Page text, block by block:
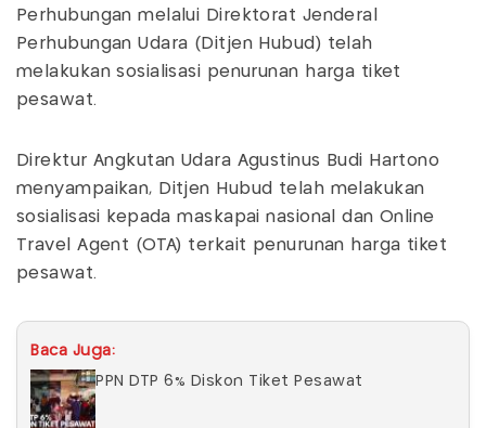
Perhubungan melalui Direktorat Jenderal
Perhubungan Udara (Ditjen Hubud) telah
melakukan sosialisasi penurunan harga tiket
pesawat.
Direktur Angkutan Udara Agustinus Budi Hartono
menyampaikan, Ditjen Hubud telah melakukan
sosialisasi kepada maskapai nasional dan Online
Travel Agent (OTA) terkait penurunan harga tiket
pesawat.
Baca Juga:
PPN DTP 6% Diskon Tiket Pesawat